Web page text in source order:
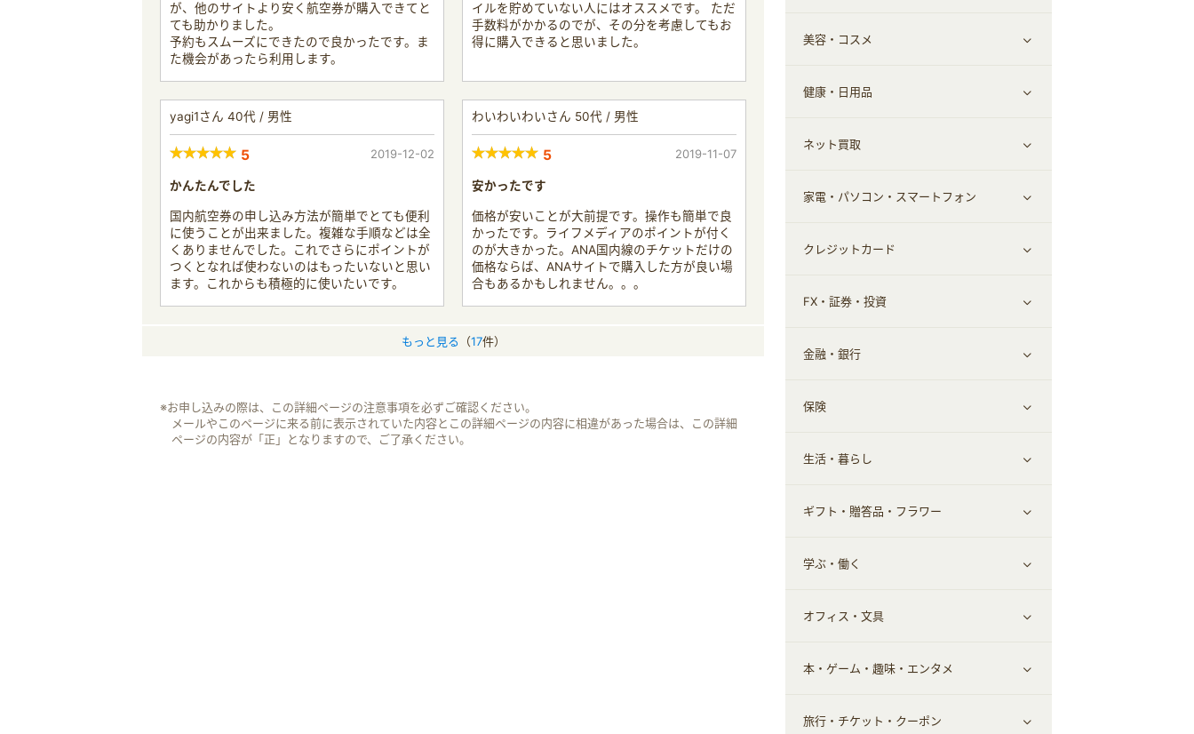
が、他のサイトより安く航空券が購入できてと
ても助かりました。
予約もスムーズにできたので良かったです。ま
た機会があったら利用します。
イルを貯めていない人にはオススメです。 ただ
手数料がかかるのでが、その分を考慮してもお
得に購入できると思いました。
yagi1さん 40代 / 男性
5 2019-12-02
かんたんでした
国内航空券の申し込み方法が簡単でとても便利
に使うことが出来ました。複雑な手順などは全
くありませんでした。これでさらにポイントが
つくとなれば使わないのはもったいないと思い
ます。これからも積極的に使いたいです。
わいわいわいさん 50代 / 男性
5 2019-11-07
安かったです
価格が安いことが大前提です。操作も簡単で良
かったです。ライフメディアのポイントが付く
のが大きかった。ANA国内線のチケットだけの
価格ならば、ANAサイトで購入した方が良い場
合もあるかもしれません。。。
もっと見る （17件）
※お申し込みの際は、この詳細ページの注意事項を必ずご確認ください。
メールやこのページに来る前に表示されていた内容とこの詳細ページの内容に相違があった場合は、この詳細
ページの内容が「正」となりますので、ご了承ください。
ファッション
インナー・下着
スーツ・フォーマル
すべて見る
グルメ
お酒
食材宅配
ウォーターサーバー
美容・コスメ
すべて見る
ヘアケア
エステ・サロン
メンズ美容
健康・日用品
すべて見る
スポーツ・フィットネス
日用品・薬局・からだ
ネット買取
すべて見る
ネット買取
家電・パソコン・スマートフォン
すべて見る
家電・パソコン・ソフトウェア
通信・レンタルサーバー
スマホ・携帯電話・SIM
定額制有料コンテンツ
クレジットカード
すべて見る
クレジットカード
FX・証券・投資
すべて見る
証券
仮想通貨
その他投資
金融・銀行
銀行・ネット銀行
キャッシング・ローン
その他金融
保険
すべて見る
保険相談・面談
生活・暮らし
すべて見る
住まい・暮らし
不動産
引越し
エコ・エネルギー
ギフト・贈答品・フラワー
すべて見る
ギフト・贈答品
学ぶ・働く
すべて見る
習い事・学習・学校
仕事・転職
オフィス・文具
すべて見る
オフィス・文具
本・ゲーム・趣味・エンタメ
すべて見る
旅行・チケット・クーポン